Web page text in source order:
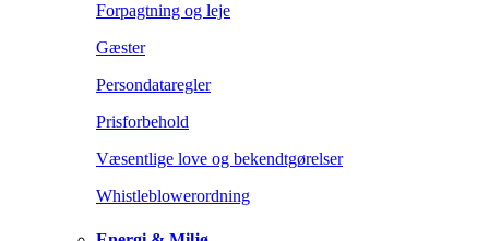
Forpagtning og leje
Gæster
Persondataregler
Prisforbehold
Væsentlige love og bekendtgørelser
Whistleblowerordning